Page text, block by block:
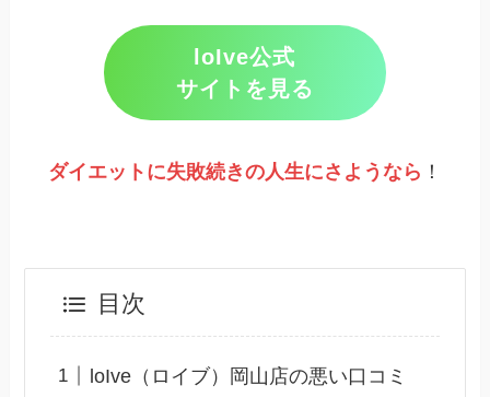
loIve公式
サイトを見る
ダイエットに失敗続きの人生にさようなら ！
目次
loIve（ロイブ）岡山店の悪い口コミ